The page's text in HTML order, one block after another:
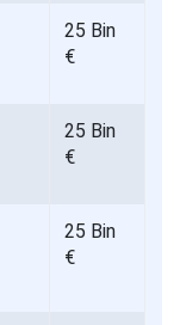
25 Bin
€
25 Bin
€
25 Bin
€